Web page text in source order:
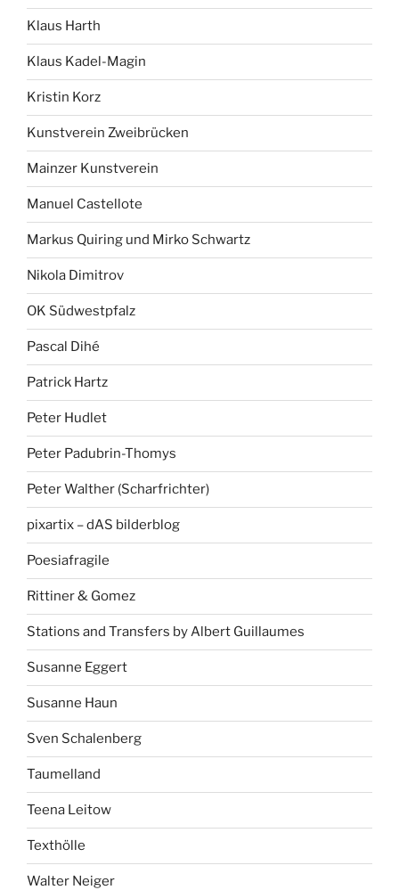
Klaus Harth
Klaus Kadel-Magin
Kristin Korz
Kunstverein Zweibrücken
Mainzer Kunstverein
Manuel Castellote
Markus Quiring und Mirko Schwartz
Nikola Dimitrov
OK Südwestpfalz
Pascal Dihé
Patrick Hartz
Peter Hudlet
Peter Padubrin-Thomys
Peter Walther (Scharfrichter)
pixartix – dAS bilderblog
Poesiafragile
Rittiner & Gomez
Stations and Transfers by Albert Guillaumes
Susanne Eggert
Susanne Haun
Sven Schalenberg
Taumelland
Teena Leitow
Texthölle
Walter Neiger